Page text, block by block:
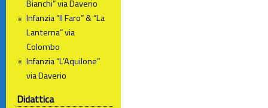
Bianchi” via Daverio
Infanzia “Il Faro” & “La
Lanterna” via
Colombo
Infanzia “L’Aquilone”
via Daverio
Didattica